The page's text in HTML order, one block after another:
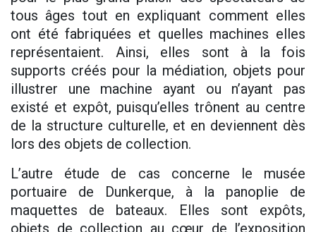
tous âges tout en expliquant comment elles
ont été fabriquées et quelles machines elles
représentaient. Ainsi, elles sont à la fois
supports créés pour la médiation, objets pour
illustrer une machine ayant ou n’ayant pas
existé et expôt, puisqu’elles trônent au centre
de la structure culturelle, et en deviennent dès
lors des objets de collection.
L’autre étude de cas concerne le musée
portuaire de Dunkerque, à la panoplie de
maquettes de bateaux. Elles sont expôts,
objets de collection au cœur de l’exposition